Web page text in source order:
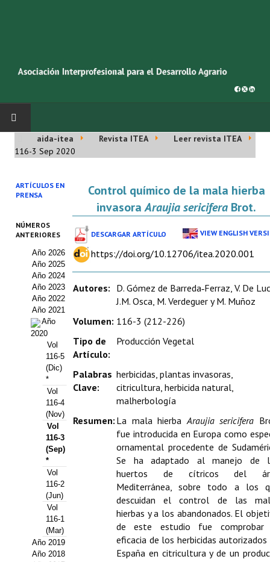
INICIO
Cincuentenario AIDA
Organigrama
Estatutos
Hacerse socio
Noticias
Galería de Fotos
Web AIDA 2.0
REVISTA ITEA
Presentación ITEA
Equipo Editorial
Leer revista ITEA
Directrices para autores/as
Políticas Editoriales
Propuesta Volumen Especial
aida-itea Revista ITEA
Leer revista ITEA
116-3 Sep 2020
ARTÍCULOS EN
PRENSA
NÚMEROS
ANTERIORES
Año 2026
Año 2025
Año 2024
Año 2023
Año 2022
Año 2021
Año
2020
Vol
116-5
(Dic)
*
Vol
116-4
(Nov)
Vol
116-3
(Sep)
*
Vol
116-2
(Jun)
Vol
116-1
(Mar)
Año 2019
Año 2018
Control químico de la mala hierba
invasoraAraujia sericifera Brot.
DESCARGAR ARTÍCULO VIEW ENGLISH
https://doi.org/10.12706/itea.2020.001
Autores: D. Gómez de Barreda‑Ferraz, V. De
J.M. Osca, M. Verdeguer y M. Muñoz
Volumen: 116-3 (212-226)
Tipo de
Artículo:
Producción Vegetal
Palabras
Clave:
herbicidas, plantas invasoras,
citricultura, herbicida natural,
malherbología
Resumen: La mala hierbaAraujia sericifera
fue introducida en Europa como
ornamental procedente de
Se ha adaptado al manejo de
huertos de cítricos del
Mediterránea, sobre todo a los
descuidan el control de las
hierbas y a los abandonados. El
de este estudio fue comprobar
eficacia de los herbicidas autorizados
España en citricultura y de un